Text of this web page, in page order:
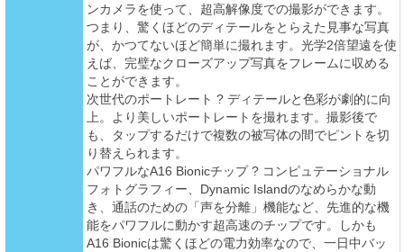
ンカメラを使って、超高解像度での撮影ができます。
つまり、驚くほどのディテールをとらえた見事な写真
が、かつてないほど簡単に撮れます。光学2倍望遠を使
えば、完璧なクローズアップ写真をフレームに収める
ことができます。
次世代のポートレート ? ディテールと色彩が劇的に向
上。より美しいポートレートを撮れます。撮影後で
も、タップするだけで複数の被写体の間でピントを切
り替えられます。
パワフルなA16 Bionicチップ ? コンピュテーショナル
フォトグラフィー、Dynamic Islandのなめらかな動
き、通話のための「声を分離」機能など、先進的な機
能をパワフルに動かす超高速のチップです。しかも
A16 Bionicは驚くほどの電力効率なので、一日中バッ